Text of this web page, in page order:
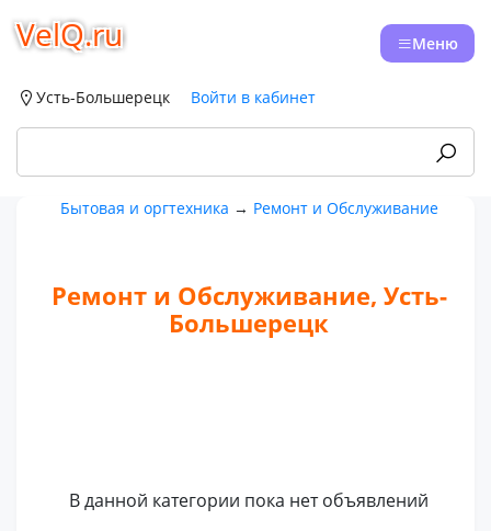
VelQ.ru Меню
Усть-Большерецк Войти в кабинет
Бытовая и оргтехника → Ремонт и Обслуживание
Ремонт и Обслуживание, Усть-
Большерецк
В данной категории пока нет объявлений